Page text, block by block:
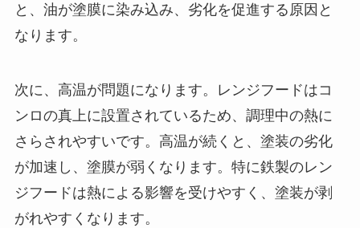
と、油が塗膜に染み込み、劣化を促進する原因と
なります。
次に、高温が問題になります。レンジフードはコ
ンロの真上に設置されているため、調理中の熱に
さらされやすいです。高温が続くと、塗装の劣化
が加速し、塗膜が弱くなります。特に鉄製のレン
ジフードは熱による影響を受けやすく、塗装が剥
がれやすくなります。